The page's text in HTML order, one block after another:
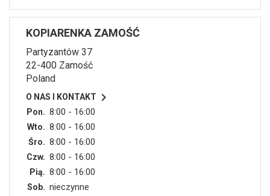
KOPIARENKA ZAMOŚĆ
Partyzantów 37
22-400 Zamość
Poland
O NAS I KONTAKT 
Pon. 8:00 - 16:00
Wto. 8:00 - 16:00
Śro. 8:00 - 16:00
Czw. 8:00 - 16:00
Pią. 8:00 - 16:00
Sob. nieczynne